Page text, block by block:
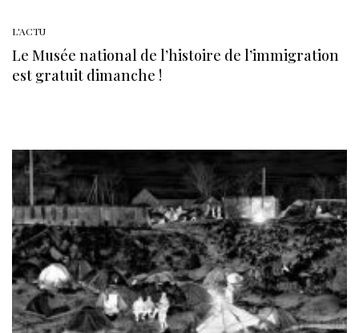
L'ACTU
Le Musée national de l’histoire de l’immigration
est gratuit dimanche !